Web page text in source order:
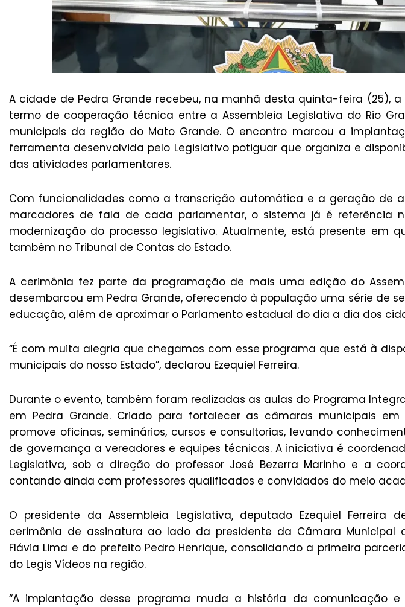
A cidade de Pedra Grande recebeu, na manhã desta quinta-feira (25),
termo de cooperação técnica entre a Assembleia Legislativa do Rio
municipais da região do Mato Grande. O encontro marcou a
ferramenta desenvolvida pelo Legislativo potiguar que organiza e
das atividades parlamentares.
Com funcionalidades como a transcrição automática e a geração de
marcadores de fala de cada parlamentar, o sistema já é referência
modernização do processo legislativo. Atualmente, está presente em
também no Tribunal de Contas do Estado.
A cerimônia fez parte da programação de mais uma edição do
desembarcou em Pedra Grande, oferecendo à população uma série de
educação, além de aproximar o Parlamento estadual do dia a dia dos
“É com muita alegria que chegamos com esse programa que está à
municipais do nosso Estado”, declarou Ezequiel Ferreira.
Durante o evento, também foram realizadas as aulas do Programa
em Pedra Grande. Criado para fortalecer as câmaras municipais
promove oficinas, seminários, cursos e consultorias, levando
de governança a vereadores e equipes técnicas. A iniciativa é
Legislativa, sob a direção do professor José Bezerra Marinho e a
contando ainda com professores qualificados e convidados do meio
O presidente da Assembleia Legislativa, deputado Ezequiel Ferreira
cerimônia de assinatura ao lado da presidente da Câmara Municipal
Flávia Lima e do prefeito Pedro Henrique, consolidando a primeira
do Legis Vídeos na região.
“A implantação desse programa muda a história da comunicação